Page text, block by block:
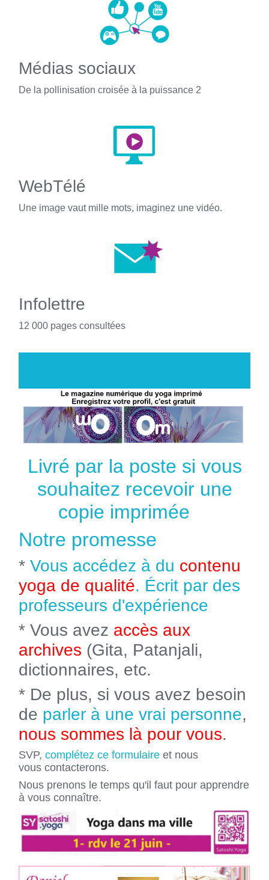
Médias sociaux
De la pollinisation croisée à la puissance 2
WebTélé
Une image vaut mille mots, imaginez une vidéo.
Infolettre
12 000 pages consultées
Livré par la poste si vous
souhaitez recevoir une
copie imprimée
Notre promesse
* Vous accédez à du contenu
yoga de qualité. Écrit par des
professeurs d'expérience
* Vous avez accès aux
archives (Gita, Patanjali,
dictionnaires, etc.
* De plus, si vous avez besoin
de parler à une vrai personne,
nous sommes là pour vous.
SVP, complétez ce formulaire et nous
vous contacterons.
Nous prenons le temps qu'il faut pour apprendre
à vous connaître.